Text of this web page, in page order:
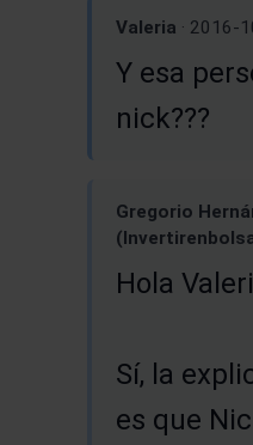
Valeria · 2016-
Y esa
nick???
Gregorio
Hola
Sí, la
es que